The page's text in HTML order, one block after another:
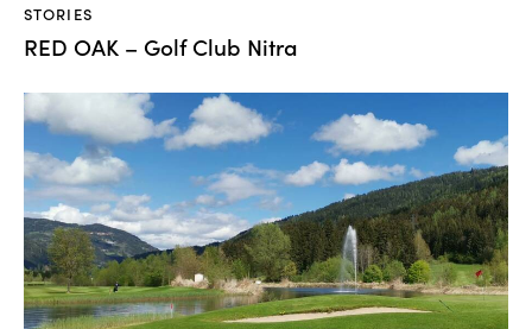
STORIES
RED OAK – Golf Club Nitra